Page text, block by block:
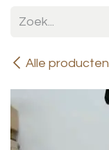
Alle producten